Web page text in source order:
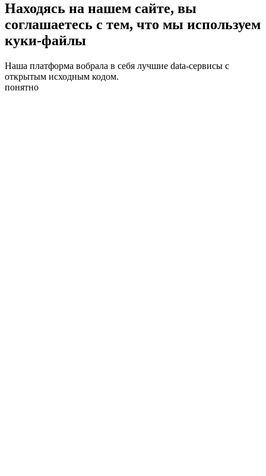
Находясь на нашем сайте, вы
соглашаетесь с тем, что мы используем
куки-файлы
Наша платформа вобрала в себя лучшие data-сервисы с
открытым исходным кодом.
понятно